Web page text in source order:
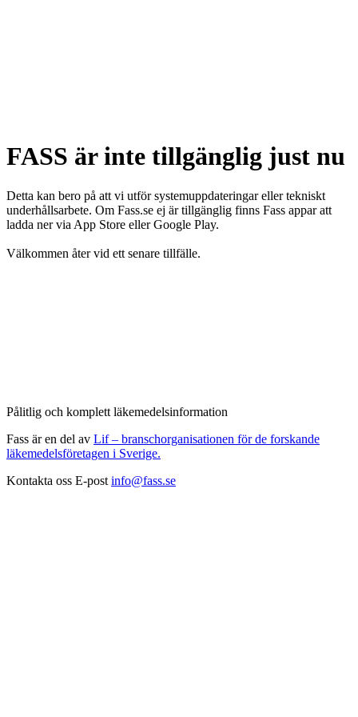
FASS är inte tillgänglig just nu
Detta kan bero på att vi utför systemuppdateringar eller tekniskt
underhållsarbete. Om Fass.se ej är tillgänglig finns Fass appar att
ladda ner via App Store eller Google Play.
Välkommen åter vid ett senare tillfälle.
Pålitlig och komplett läkemedelsinformation
Fass är en del av Lif – branschorganisationen för de forskande
läkemedelsföretagen i Sverige.
Kontakta oss E-post info@fass.se